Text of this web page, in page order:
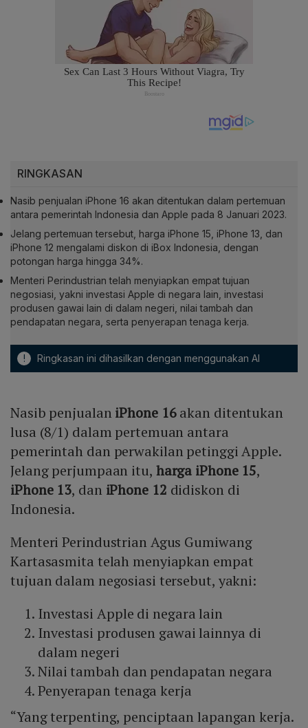
RINGKASAN
Nasib penjualan iPhone 16 akan ditentukan dalam pertemuan
antara pemerintah Indonesia dan Apple pada 8 Januari 2023.
Jelang pertemuan tersebut, harga iPhone 15, iPhone 13, dan
iPhone 12 mengalami diskon di iBox Indonesia, dengan
potongan harga hingga 34%.
Menteri Perindustrian telah menyiapkan empat tujuan
negosiasi, yakni investasi Apple di negara lain, investasi
produsen gawai lain di dalam negeri, nilai tambah dan
pendapatan negara, serta penyerapan tenaga kerja.
! Ringkasan ini dihasilkan dengan menggunakan AI
Nasib penjualan iPhone 16akan ditentukan
lusa (8/1) dalam pertemuan antara
pemerintah dan perwakilan petinggi Apple.
Jelang perjumpaan itu, harga iPhone 15,
iPhone 13, dan iPhone 12 didiskon di
Indonesia.
Menteri Perindustrian Agus Gumiwang
Kartasasmita telah menyiapkan empat
tujuan dalam negosiasi tersebut, yakni:
Investasi Apple di negara lain
Investasi produsen gawai lainnya di
dalam negeri
Nilai tambah dan pendapatan negara
Penyerapan tenaga kerja
“Yang terpenting, penciptaan lapangan kerja.